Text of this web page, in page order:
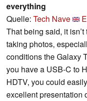
everything
Quelle: Tech Nave
That being said, it
taking photos,
conditions the Galaxy
you have a USB-C to
HDTV, you could
excellent presentation